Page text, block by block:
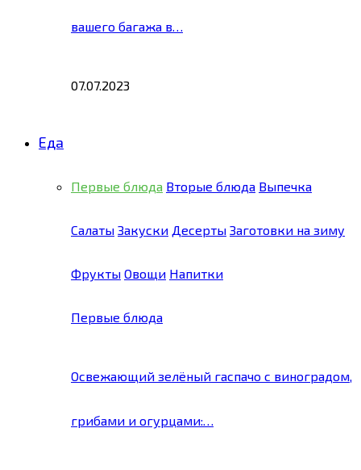
вашего багажа в…
07.07.2023
Еда
Первые блюда Вторые блюда Выпечка
Салаты Закуски Десерты Заготовки на зиму
Фрукты Овощи Напитки
Первые блюда
Освежающий зелёный гаспачо с виноградом,
грибами и огурцами:…